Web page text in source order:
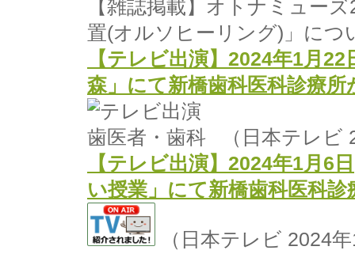
【雑誌掲載】オトナミュー
置(オルソヒーリング)」につ
【テレビ出演】2024年1月
森」にて新橋歯科医科診療
（日本テレビ
【テレビ出演】2024年1月6
い授業」にて新橋歯科医科
（日本テレビ 2024